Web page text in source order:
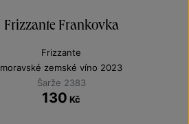
Frizzante Frankovka
Frizzante
moravské zemské víno 2023
Šarže 2383
130 Kč